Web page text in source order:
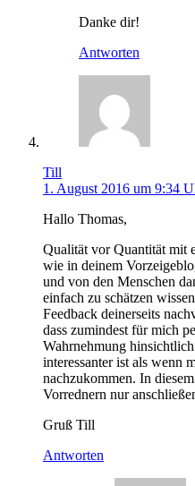
Danke dir!
Antworten
Till
1. August 2016 um 9:34
Hallo Thomas,
Qualität vor Quantität mit
wie in deinem
und von den Menschen
einfach zu schätzen
Feedback deinerseits
dass zumindest für mich
Wahrnehmung
interessanter ist als wenn
nachzukommen. In
Vorrednern nur
Gruß Till
Antworten